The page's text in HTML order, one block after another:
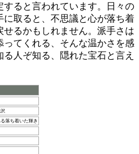
する と言われています。日々の
取ると、不思議と心が落ち着
るかもしれません。派手さは
てくれる、そんな温かさを感
る人ぞ知る、隠れた宝石と言え
落ち着いた輝き